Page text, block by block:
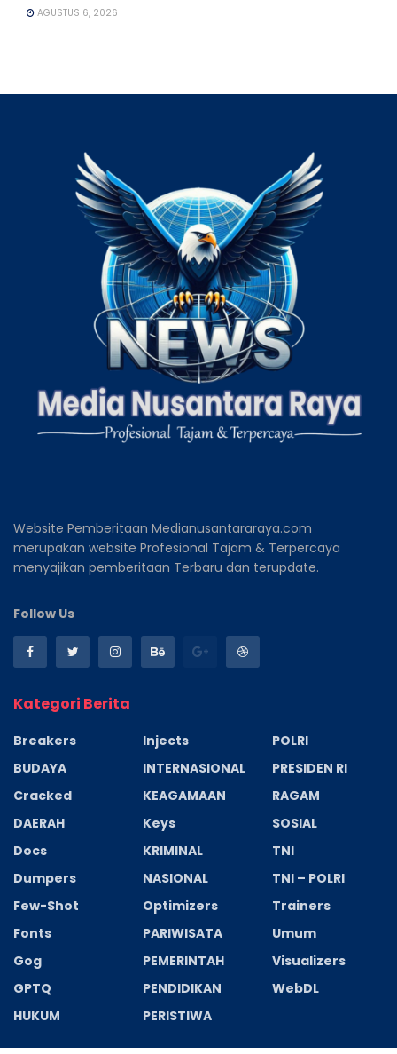
AGUSTUS 6, 2026
Website Pemberitaan Medianusantararaya.com
merupakan website Profesional Tajam & Terpercaya
menyajikan pemberitaan Terbaru dan terupdate.
Follow Us
Kategori Berita
Breakers
BUDAYA
Cracked
DAERAH
Docs
Dumpers
Few-Shot
Fonts
Gog
GPTQ
HUKUM
Injects
INTERNASIONAL
KEAGAMAAN
Keys
KRIMINAL
NASIONAL
Optimizers
PARIWISATA
PEMERINTAH
PENDIDIKAN
PERISTIWA
POLRI
PRESIDEN RI
RAGAM
SOSIAL
TNI
TNI – POLRI
Trainers
Umum
Visualizers
WebDL